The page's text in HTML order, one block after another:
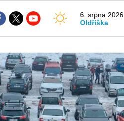
6. srpna 2026
Oldřiška